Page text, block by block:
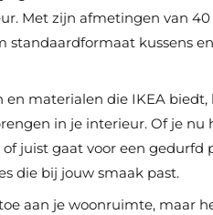
Met zijn afmetingen van
standaardformaat kussens
materialen die IKEA biedt,
in je interieur. Of je nu
juist gaat voor een gedurfd
die bij jouw smaak past.
aan je woonruimte, maar